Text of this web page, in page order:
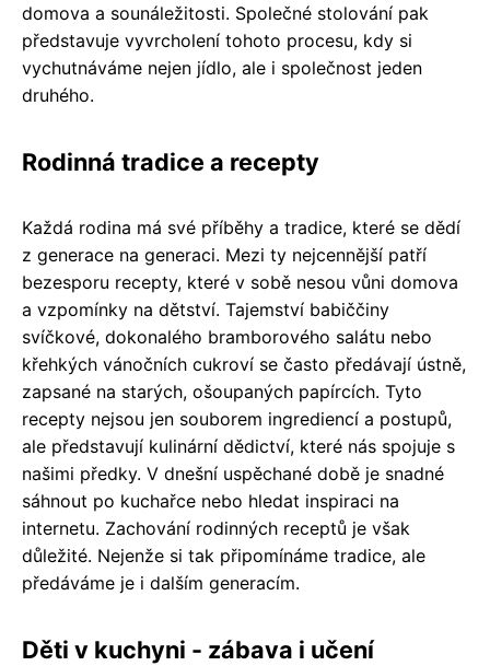
domova a sounáležitosti. Společné stolování pak
představuje vyvrcholení tohoto procesu, kdy si
vychutnáváme nejen jídlo, ale i společnost jeden
druhého.
Rodinná tradice a recepty
Každá rodina má své příběhy a tradice, které se dědí
z generace na generaci. Mezi ty nejcennější patří
bezesporu recepty, které v sobě nesou vůni domova
a vzpomínky na dětství. Tajemství babiččiny
svíčkové, dokonalého bramborového salátu nebo
křehkých vánočních cukroví se často předávají ústně,
zapsané na starých, ošoupaných papírcích. Tyto
recepty nejsou jen souborem ingrediencí a postupů,
ale představují kulinární dědictví, které nás spojuje s
našimi předky. V dnešní uspěchané době je snadné
sáhnout po kuchařce nebo hledat inspiraci na
internetu. Zachování rodinných receptů je však
důležité. Nejenže si tak připomínáme tradice, ale
předáváme je i dalším generacím.
Děti v kuchyni - zábava i učení